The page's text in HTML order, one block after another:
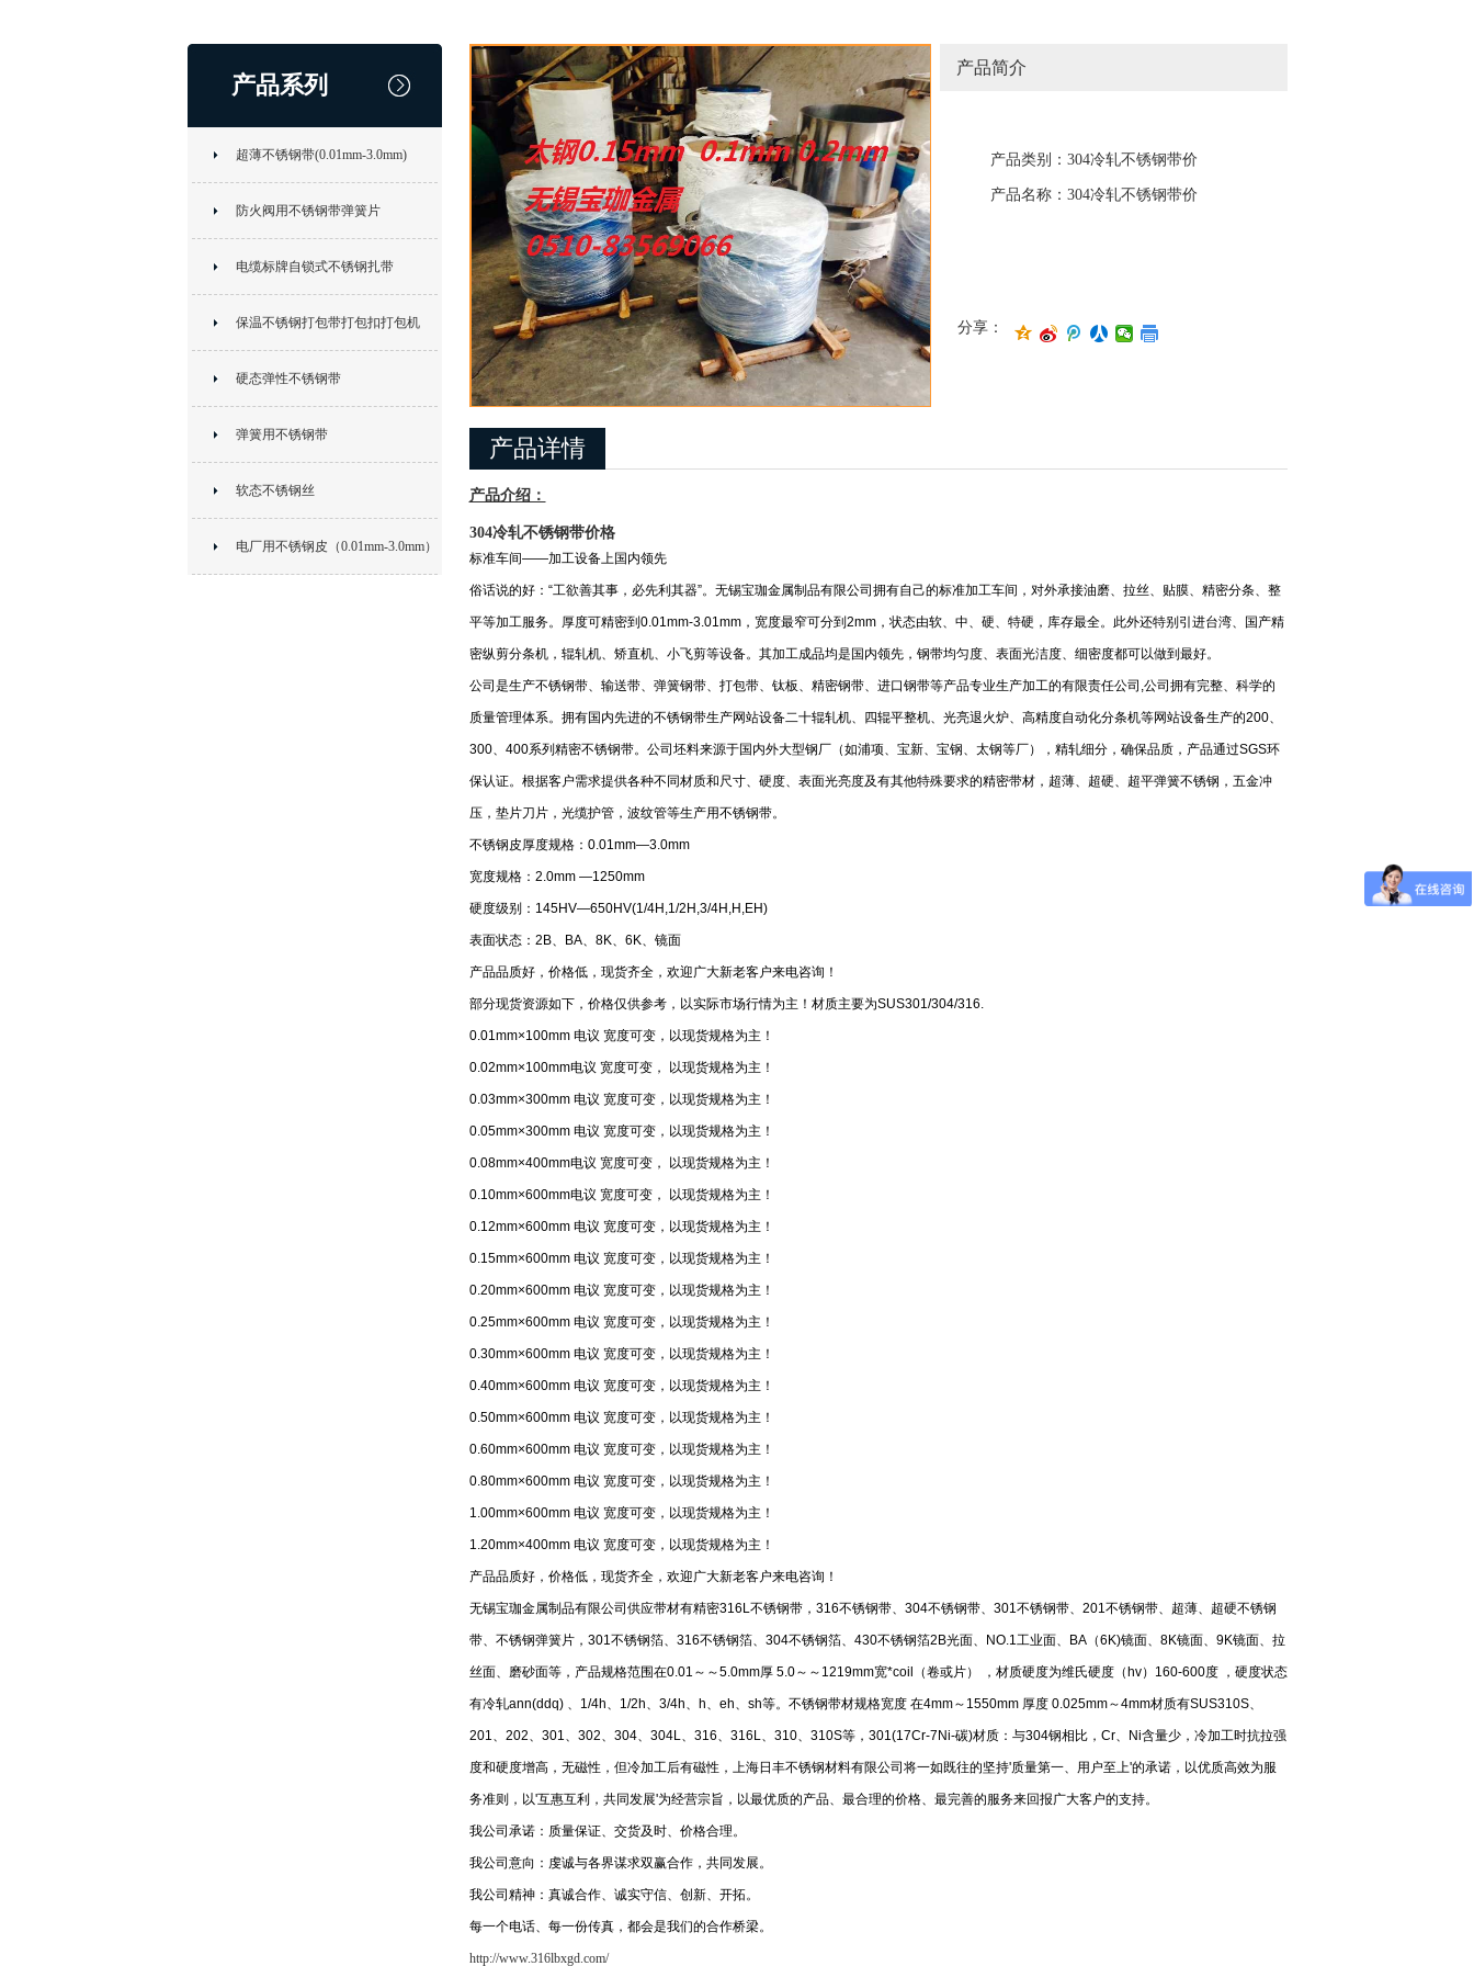
产品系列
超薄不锈钢带(0.01mm-3.0mm)
防火阀用不锈钢带弹簧片
电缆标牌自锁式不锈钢扎带
保温不锈钢打包带打包扣打包机
硬态弹性不锈钢带
弹簧用不锈钢带
软态不锈钢丝
电厂用不锈钢皮（0.01mm-3.0mm）
产品简介
产品类别：304冷轧不锈钢带价
格
产品名称：304冷轧不锈钢带价
分享：
产品详情
产品介绍：
304冷轧不锈钢带价格
标准车间——加工设备上国内领先
俗话说的好：“工欲善其事，必先利其器”。无锡宝珈金属制品有限公司拥有自己的标准加工车间，对外承接油磨、拉丝、贴膜、精密分条、整
平等加工服务。厚度可精密到0.01mm-3.01mm，宽度最窄可分到2mm，状态由软、中、硬、特硬，库存最全。此外还特别引进台湾、国产精
密纵剪分条机，辊轧机、矫直机、小飞剪等设备。其加工成品均是国内领先，钢带均匀度、表面光洁度、细密度都可以做到最好。
公司是生产不锈钢带、输送带、弹簧钢带、打包带、钛板、精密钢带、进口钢带等产品专业生产加工的有限责任公司,公司拥有完整、科学的
质量管理体系。拥有国内先进的不锈钢带生产网站设备二十辊轧机、四辊平整机、光亮退火炉、高精度自动化分条机等网站设备生产的200、
300、400系列精密不锈钢带。公司坯料来源于国内外大型钢厂（如浦项、宝新、宝钢、太钢等厂），精轧细分，确保品质，产品通过SGS环
保认证。根据客户需求提供各种不同材质和尺寸、硬度、表面光亮度及有其他特殊要求的精密带材，超薄、超硬、超平弹簧不锈钢，五金冲
压，垫片刀片，光缆护管，波纹管等生产用不锈钢带。
不锈钢皮厚度规格：0.01mm—3.0mm
宽度规格：2.0mm —1250mm
硬度级别：145HV—650HV(1/4H,1/2H,3/4H,H,EH)
表面状态：2B、BA、8K、6K、镜面
产品品质好，价格低，现货齐全，欢迎广大新老客户来电咨询！
部分现货资源如下，价格仅供参考，以实际市场行情为主！材质主要为SUS301/304/316.
0.01mm×100mm 电议 宽度可变，以现货规格为主！
0.02mm×100mm电议 宽度可变， 以现货规格为主！
0.03mm×300mm 电议 宽度可变，以现货规格为主！
0.05mm×300mm 电议 宽度可变，以现货规格为主！
0.08mm×400mm电议 宽度可变， 以现货规格为主！
0.10mm×600mm电议 宽度可变， 以现货规格为主！
0.12mm×600mm 电议 宽度可变，以现货规格为主！
0.15mm×600mm 电议 宽度可变，以现货规格为主！
0.20mm×600mm 电议 宽度可变，以现货规格为主！
0.25mm×600mm 电议 宽度可变，以现货规格为主！
0.30mm×600mm 电议 宽度可变，以现货规格为主！
0.40mm×600mm 电议 宽度可变，以现货规格为主！
0.50mm×600mm 电议 宽度可变，以现货规格为主！
0.60mm×600mm 电议 宽度可变，以现货规格为主！
0.80mm×600mm 电议 宽度可变，以现货规格为主！
1.00mm×600mm 电议 宽度可变，以现货规格为主！
1.20mm×400mm 电议 宽度可变，以现货规格为主！
产品品质好，价格低，现货齐全，欢迎广大新老客户来电咨询！
无锡宝珈金属制品有限公司供应带材有精密316L不锈钢带，316不锈钢带、304不锈钢带、301不锈钢带、201不锈钢带、超薄、超硬不锈钢
带、不锈钢弹簧片，301不锈钢箔、316不锈钢箔、304不锈钢箔、430不锈钢箔2B光面、NO.1工业面、BA（6K)镜面、8K镜面、9K镜面、拉
丝面、磨砂面等，产品规格范围在0.01～～5.0mm厚 5.0～～1219mm宽*coil（卷或片） ，材质硬度为维氏硬度（hv）160-600度 ，硬度状态
有冷轧ann(ddq) 、1/4h、1/2h、3/4h、h、eh、sh等。不锈钢带材规格宽度 在4mm～1550mm 厚度 0.025mm～4mm材质有SUS310S、
201、202、301、302、304、304L、316、316L、310、310S等，301(17Cr-7Ni-碳)材质：与304钢相比，Cr、Ni含量少，冷加工时抗拉强
度和硬度增高，无磁性，但冷加工后有磁性，上海日丰不锈钢材料有限公司将一如既往的坚持'质量第一、用户至上'的承诺，以优质高效为服
务准则，以'互惠互利，共同发展'为经营宗旨，以最优质的产品、最合理的价格、最完善的服务来回报广大客户的支持。
我公司承诺：质量保证、交货及时、价格合理。
我公司意向：虔诚与各界谋求双赢合作，共同发展。
我公司精神：真诚合作、诚实守信、创新、开拓。
每一个电话、每一份传真，都会是我们的合作桥梁。
http://www.316lbxgd.com/